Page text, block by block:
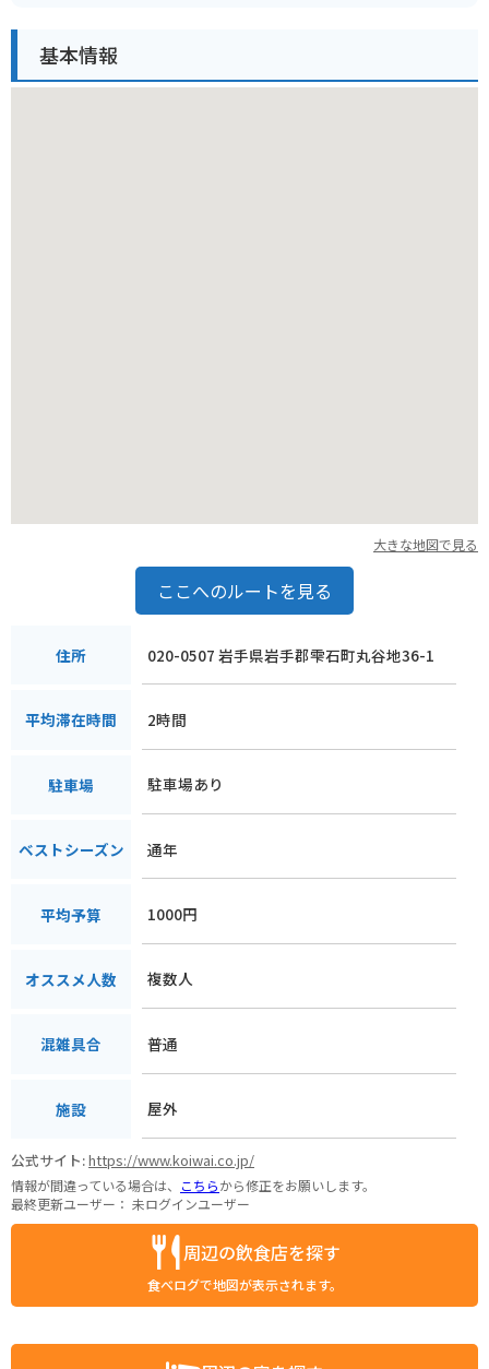
バイクで訪れる場合、広大な敷地内を自由に走行することがで
基本情報
大きな地図で見る
ここへのルートを見る
住所 020-0507 岩手県岩手郡雫石町丸谷地36-1
平均滞在時間 2時間
駐車場 駐車場あり
ベストシーズン 通年
平均予算 1000円
オススメ人数 複数人
混雑具合 普通
施設 屋外
公式サイト:https://www.koiwai.co.jp/
情報が間違っている場合は、 こちらから修正をお願いします。
最終更新ユーザー： 未ログインユーザー
周辺の飲食店を探す
食べログで地図が表示されます。